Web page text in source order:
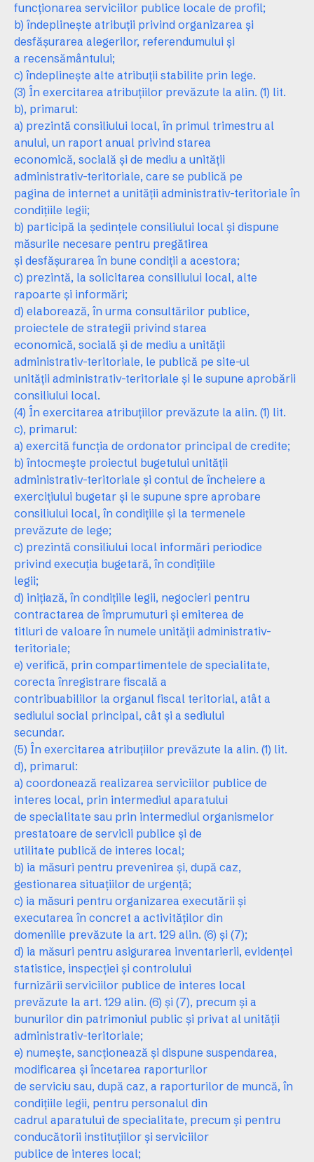
funcţionarea serviciilor publice locale de profil;
b) îndeplineşte atribuţii privind organizarea şi
desfăşurarea alegerilor, referendumului şi
a recensământului;
c) îndeplineşte alte atribuţii stabilite prin lege.
(3) În exercitarea atribuţiilor prevăzute la alin. (1) lit.
b), primarul:
a) prezintă consiliului local, în primul trimestru al
anului, un raport anual privind starea
economică, socială şi de mediu a unităţii
administrativ-teritoriale, care se publică pe
pagina de internet a unităţii administrativ-teritoriale în
condiţiile legii;
b) participă la şedinţele consiliului local şi dispune
măsurile necesare pentru pregătirea
şi desfăşurarea în bune condiţii a acestora;
c) prezintă, la solicitarea consiliului local, alte
rapoarte şi informări;
d) elaborează, în urma consultărilor publice,
proiectele de strategii privind starea
economică, socială şi de mediu a unităţii
administrativ-teritoriale, le publică pe site-ul
unităţii administrativ-teritoriale şi le supune aprobării
consiliului local.
(4) În exercitarea atribuţiilor prevăzute la alin. (1) lit.
c), primarul:
a) exercită funcţia de ordonator principal de credite;
b) întocmeşte proiectul bugetului unităţii
administrativ-teritoriale şi contul de încheiere a
exerciţiului bugetar şi le supune spre aprobare
consiliului local, în condiţiile şi la termenele
prevăzute de lege;
c) prezintă consiliului local informări periodice
privind execuţia bugetară, în condiţiile
legii;
d) iniţiază, în condiţiile legii, negocieri pentru
contractarea de împrumuturi şi emiterea de
titluri de valoare în numele unităţii administrativ-
teritoriale;
e) verifică, prin compartimentele de specialitate,
corecta înregistrare fiscală a
contribuabililor la organul fiscal teritorial, atât a
sediului social principal, cât şi a sediului
secundar.
(5) În exercitarea atribuţiilor prevăzute la alin. (1) lit.
d), primarul:
a) coordonează realizarea serviciilor publice de
interes local, prin intermediul aparatului
de specialitate sau prin intermediul organismelor
prestatoare de servicii publice şi de
utilitate publică de interes local;
b) ia măsuri pentru prevenirea şi, după caz,
gestionarea situaţiilor de urgenţă;
c) ia măsuri pentru organizarea executării şi
executarea în concret a activităţilor din
domeniile prevăzute la art. 129 alin. (6) şi (7);
d) ia măsuri pentru asigurarea inventarierii, evidenţei
statistice, inspecţiei şi controlului
furnizării serviciilor publice de interes local
prevăzute la art. 129 alin. (6) şi (7), precum şi a
bunurilor din patrimoniul public şi privat al unităţii
administrativ-teritoriale;
e) numeşte, sancţionează şi dispune suspendarea,
modificarea şi încetarea raporturilor
de serviciu sau, după caz, a raporturilor de muncă, în
condiţiile legii, pentru personalul din
cadrul aparatului de specialitate, precum şi pentru
conducătorii instituţiilor şi serviciilor
publice de interes local;